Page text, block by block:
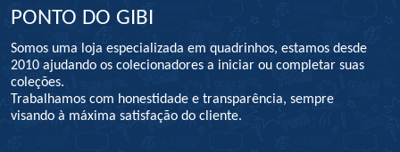
PONTO DO GIBI
Somos uma loja especializada em quadrinhos, estamos desde
2010 ajudando os colecionadores a iniciar ou completar suas
coleções.
Trabalhamos com honestidade e transparência, sempre
visando à máxima satisfação do cliente.